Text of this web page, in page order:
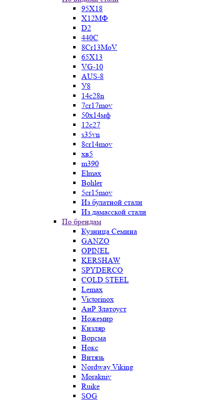
95Х18
Х12МФ
D2
440C
8Cr13MoV
65Х13
VG-10
AUS-8
У8
14c28n
7cr17mov
50х14мф
12c27
s35vn
8cr14mov
хв5
m390
Elmax
Bohler
5cr15mov
Из булатной стали
Из дамасской стали
По брендам
Кузница Семина
GANZO
OPINEL
KERSHAW
SPYDERCO
COLD STEEL
Lemax
Victorinox
АиР Златоуст
Ножемир
Кизляр
Ворсма
Нокс
Витязь
Nordway Viking
Morakniv
Ruike
SOG